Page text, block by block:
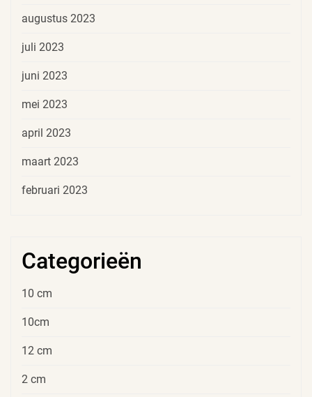
augustus 2023
juli 2023
juni 2023
mei 2023
april 2023
maart 2023
februari 2023
Categorieën
10 cm
10cm
12 cm
2 cm